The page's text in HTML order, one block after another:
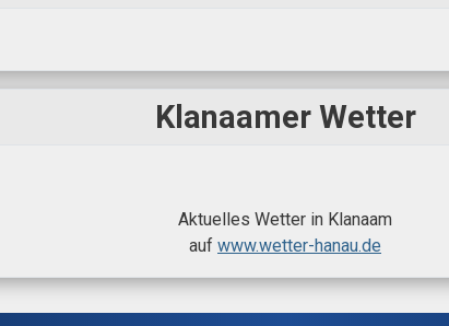
Klanaamer Wetter
Aktuelles Wetter in Klanaam
auf www.wetter-hanau.de